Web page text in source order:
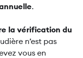
.
la vérification du
n’est pas
vous en